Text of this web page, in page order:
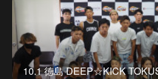
10.1 徳島 DEEP☆KICK